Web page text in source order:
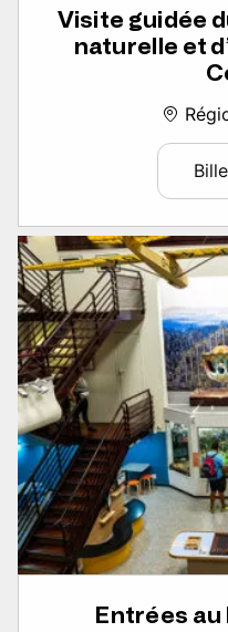
Visite guidée
naturelle et
Entrées au